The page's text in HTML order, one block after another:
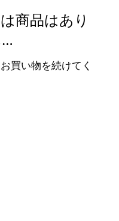
商品はあり
…
買い物を続けてく